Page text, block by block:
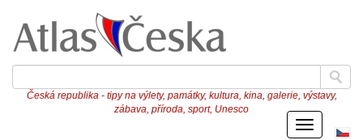
Česká republika - tipy na výlety, památky, kultura, kina, galerie, výstavy,
zábava, příroda, sport, Unesco
Menu